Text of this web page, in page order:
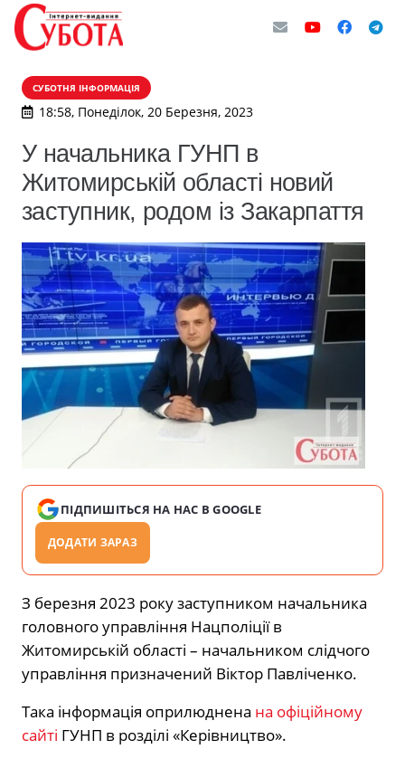
СУБОТНЯ ІНФОРМАЦІЯ
18:58, Понеділок, 20 Березня, 2023
У начальника ГУНП в
Житомирській області новий
заступник, родом із Закарпаття
ПІДПИШІТЬСЯ НА НАС В GOOGLE
ДОДАТИ ЗАРАЗ
З березня 2023 року заступником начальника
головного управління Нацполіції в
Житомирській області – начальником слідчого
управління призначений Віктор Павліченко.
Така інформація оприлюднена на офіційному
сайті ГУНП в розділі «Керівництво».